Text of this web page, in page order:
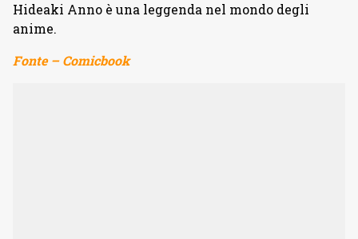
Hideaki Anno è una leggenda nel mondo degli
anime.
Fonte – Comicbook